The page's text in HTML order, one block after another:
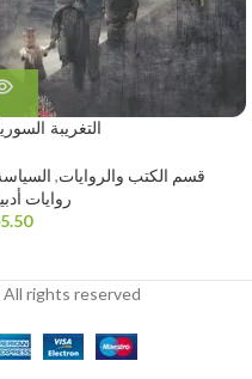
التغريبة
قسم الكتب والروايات,
روايات
5.50
All rights reserved